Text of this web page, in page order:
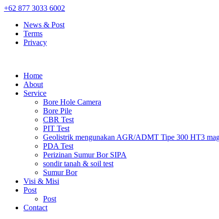
+62 877 3033 6002
News & Post
Terms
Privacy
Home
About
Service
Bore Hole Camera
Bore Pile
CBR Test
PIT Test
Geolistrik mengunakan AGR/ADMT Tipe 300 HT3
PDA Test
Perizinan Sumur Bor SIPA
sondir tanah & soil test
Sumur Bor
Visi & Misi
Post
Post
Contact